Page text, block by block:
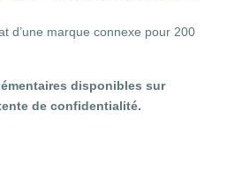
d’une marque connexe pour 200
disponibles sur
de confidentialité.